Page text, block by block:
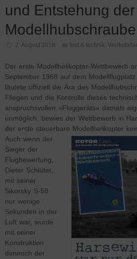
und Entstehung der
2. August 2018 test & technik,
Der erste Modellhelikopter-Wettbewerb
September 1968 auf dem
läutete offiziell die Ära des
Fliegen und die Kontrolle dieses
anspruchsvollen »Fluggeräts« damals
unmöglich, bewies der Wettbewerb in
der erste steuerbare Modellhelikopter
Auch wenn der
Sieger der
Flugbewertung,
Dieter Schlüter,
mit seiner
Sikorsky S-58
nur wenige
Sekunden in der
Luft war, wurde
mit seiner
Konstruktion
dennoch der